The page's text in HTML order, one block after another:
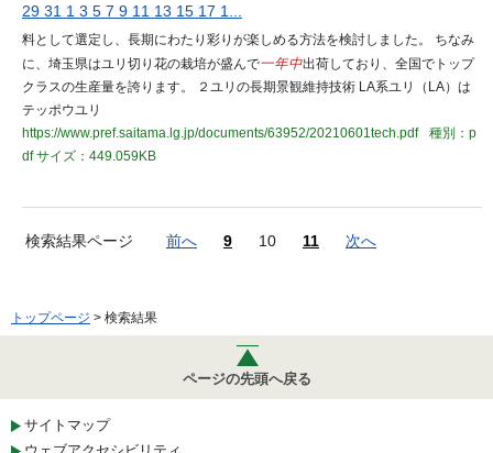
29 31 1 3 5 7 9 11 13 15 17 1...
料として選定し、長期にわたり彩りが楽しめる方法を検討しました。 ちなみ
に、埼玉県はユリ切り花の栽培が盛んで一年中出荷しており、全国でトップ
クラスの生産量を誇ります。 ２ユリの長期景観維持技術 LA系ユリ（LA）は
テッポウユリ
https://www.pref.saitama.lg.jp/documents/63952/20210601tech.pdf
種別：p
dfサイズ：449.059KB
検索結果ページ 前へ 9 10 11 次へ
トップページ > 検索結果
ページの先頭へ戻る
サイトマップ